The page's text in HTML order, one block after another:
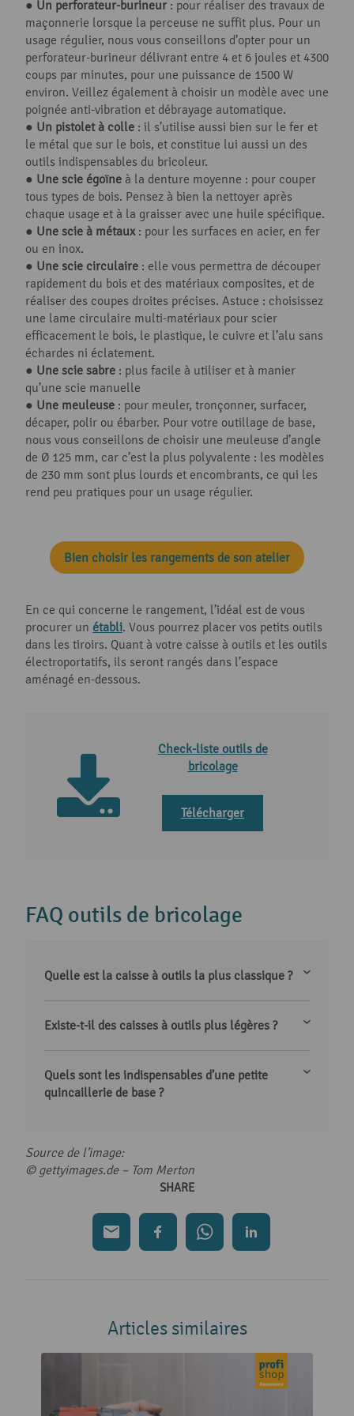
● Un perforateur-burineur : pour réaliser des travaux de
maçonnerie lorsque la perceuse ne suffit plus. Pour un
usage régulier, nous vous conseillons d’opter pour un
perforateur-burineur délivrant entre 4 et 6 joules et 4300
coups par minutes, pour une puissance de 1500 W
environ. Veillez également à choisir un modèle avec une
poignée anti-vibration et débrayage automatique.
● Un pistolet à colle : il s’utilise aussi bien sur le fer et
le métal que sur le bois, et constitue lui aussi un des
outils indispensables du bricoleur.
● Une scie égoïne à la denture moyenne : pour couper
tous types de bois. Pensez à bien la nettoyer après
chaque usage et à la graisser avec une huile spécifique.
● Une scie à métaux: pour les surfaces en acier, en fer
ou en inox.
● Une scie circulaire : elle vous permettra de découper
rapidement du bois et des matériaux composites, et de
réaliser des coupes droites précises. Astuce : choisissez
une lame circulaire multi-matériaux pour scier
efficacement le bois, le plastique, le cuivre et l’alu sans
échardes ni éclatement.
● Une scie sabre : plus facile à utiliser et à manier
qu’une scie manuelle
● Une meuleuse : pour meuler, tronçonner, surfacer,
décaper, polir ou ébarber. Pour votre outillage de base,
nous vous conseillons de choisir une meuleuse d’angle
de Ø 125 mm, car c’est la plus polyvalente : les modèles
de 230 mm sont plus lourds et encombrants, ce qui les
rend peu pratiques pour un usage régulier.
Bien choisir les rangements de son atelier
En ce qui concerne le rangement, l’idéal est de vous
procurer un établi. Vous pourrez placer vos petits outils
dans les tiroirs. Quant à votre caisse à outils et les outils
électroportatifs, ils seront rangés dans l’espace
aménagé en-dessous.
Check-liste outils de
bricolage
Télécharger
FAQ outils de bricolage
Quelle est la caisse à outils la plus classique ?
Existe-t-il des caisses à outils plus légères ?
Quels sont les indispensables d’une petite
quincaillerie de base ?
Source de l’image:
© gettyimages.de – Tom Merton
SHARE
Articles similaires